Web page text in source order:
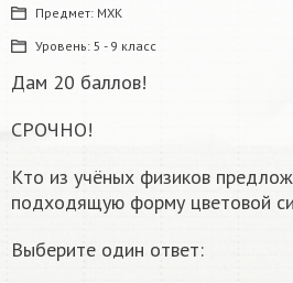
Предмет: МХК
Уровень: 5 - 9 класс
Дам 20 баллов!
СРОЧНО!
Кто из учёных физиков
подходящую форму цветовой
Выберите один ответ: